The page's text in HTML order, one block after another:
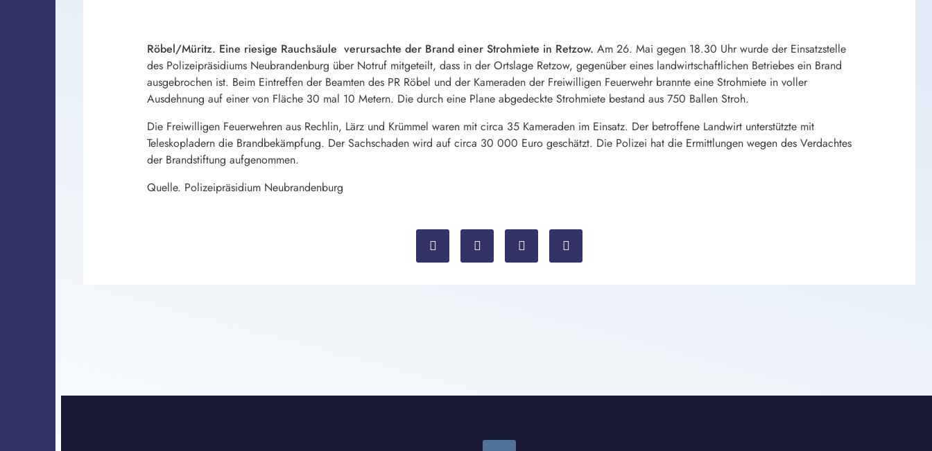
Röbel/Müritz. Eine riesige Rauchsäule verursachte der Brand einer Strohmiete in Retzow. Am 26. Mai gegen 18.30 Uhr wurde der Einsatzstelle
des Polizeipräsidiums Neubrandenburg über Notruf mitgeteilt, dass in der Ortslage Retzow, gegenüber eines landwirtschaftlichen Betriebes ein Brand
ausgebrochen ist. Beim Eintreffen der Beamten des PR Röbel und der Kameraden der Freiwilligen Feuerwehr brannte eine Strohmiete in voller
Ausdehnung auf einer von Fläche 30 mal 10 Metern. Die durch eine Plane abgedeckte Strohmiete bestand aus 750 Ballen Stroh.
Die Freiwilligen Feuerwehren aus Rechlin, Lärz und Krümmel waren mit circa 35 Kameraden im Einsatz. Der betroffene Landwirt unterstützte mit
Teleskopladern die Brandbekämpfung. Der Sachschaden wird auf circa 30 000 Euro geschätzt. Die Polizei hat die Ermittlungen wegen des Verdachtes
der Brandstiftung aufgenommen.
Quelle. Polizeipräsidium Neubrandenburg